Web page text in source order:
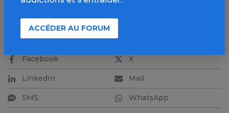
PARTAGER
Facebook X
LinkedIn Mail
SMS WhatsApp
ACCÉDER AU FORUM